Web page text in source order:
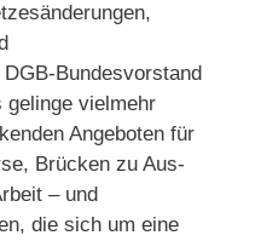
Bundesvorstand
vielmehr
Angeboten für
Brücken zu Aus-
– und
die sich um eine